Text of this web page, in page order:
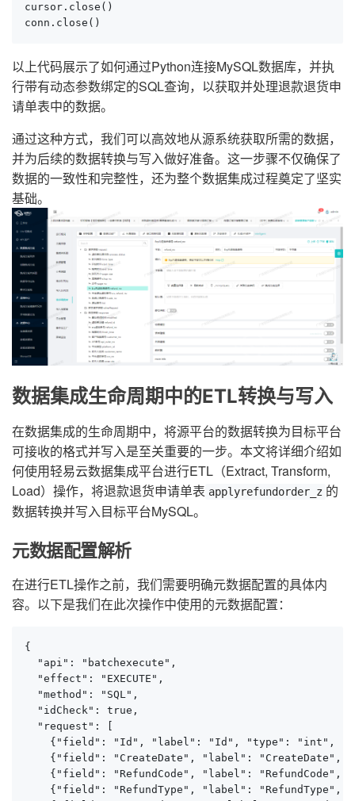
cursor.close()
conn.close()
以上代码展示了如何通过Python连接MySQL数据库，并执
行带有动态参数绑定的SQL查询，以获取并处理退款退货申
请单表中的数据。
通过这种方式，我们可以高效地从源系统获取所需的数据，
并为后续的数据转换与写入做好准备。这一步骤不仅确保了
数据的一致性和完整性，还为整个数据集成过程奠定了坚实
基础。
数据集成生命周期中的ETL转换与写入
在数据集成的生命周期中，将源平台的数据转换为目标平台
可接收的格式并写入是至关重要的一步。本文将详细介绍如
何使用轻易云数据集成平台进行ETL（Extract, Transform,
Load）操作，将退款退货申请单表 applyrefundorder_z 的
数据转换并写入目标平台MySQL。
元数据配置解析
在进行ETL操作之前，我们需要明确元数据配置的具体内
容。以下是我们在此次操作中使用的元数据配置：
{
  "api": "batchexecute",
  "effect": "EXECUTE",
  "method": "SQL",
  "idCheck": true,
  "request": [
{"field": "Id", "label": "Id", "type": "int",
{"field": "CreateDate", "label": "CreateDate",
{"field": "RefundCode", "label": "RefundCode",
{"field": "RefundType", "label": "RefundType",